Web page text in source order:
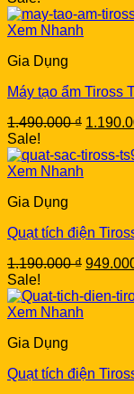
was:
690.000 ₫.
Xem Nhanh
Gia Dụng
Máy tạo ẩm Tiross
1.490.000₫ Original
was:
Sale!
Xem Nhanh
Gia Dụng
Quạt tích điện
1.190.000₫ Original
was:
Sale!
Xem Nhanh
Gia Dụng
Quạt tích điện